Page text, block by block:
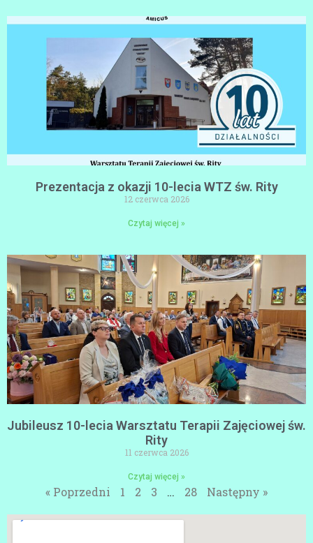
Prezentacja z okazji 10-lecia WTZ św. Rity
12 czerwca 2026
Czytaj więcej »
Jubileusz 10-lecia Warsztatu Terapii Zajęciowej św.
Rity
11 czerwca 2026
Czytaj więcej »
« Poprzedni 1 2 3 … 28 Następny »